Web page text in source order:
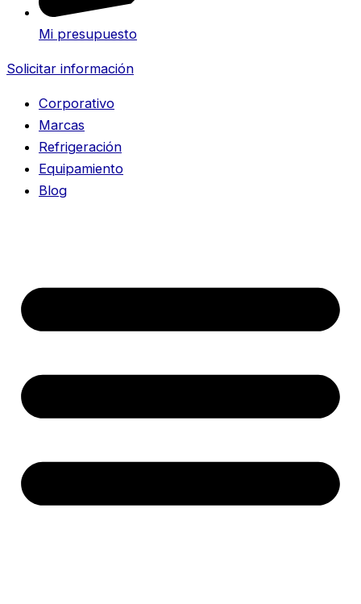
Mi presupuesto
Solicitar información
Corporativo
Marcas
Refrigeración
Equipamiento
Blog